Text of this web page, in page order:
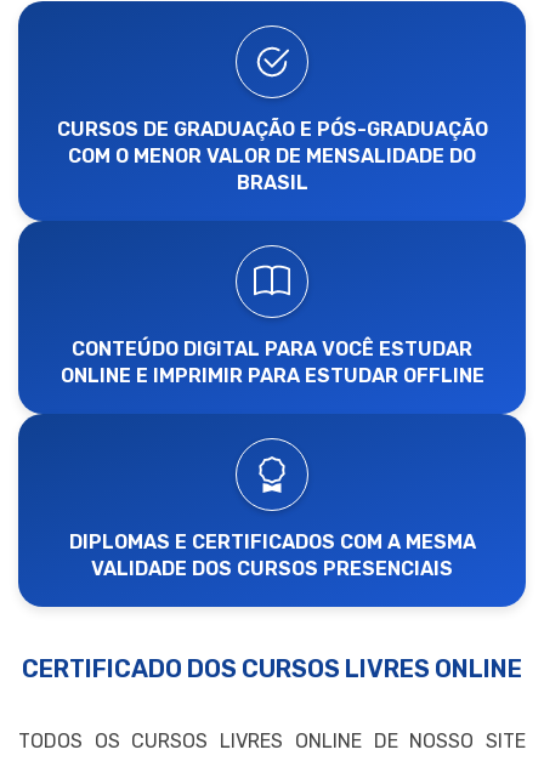
CURSOS DE GRADUAÇÃO E PÓS-GRADUAÇÃO
COM O MENOR VALOR DE MENSALIDADE DO
BRASIL
CONTEÚDO DIGITAL PARA VOCÊ ESTUDAR
ONLINE E IMPRIMIR PARA ESTUDAR OFFLINE
DIPLOMAS E CERTIFICADOS COM A MESMA
VALIDADE DOS CURSOS PRESENCIAIS
CERTIFICADO DOS CURSOS LIVRES ONLINE
TODOS OS CURSOS LIVRES ONLINE DE NOSSO SITE